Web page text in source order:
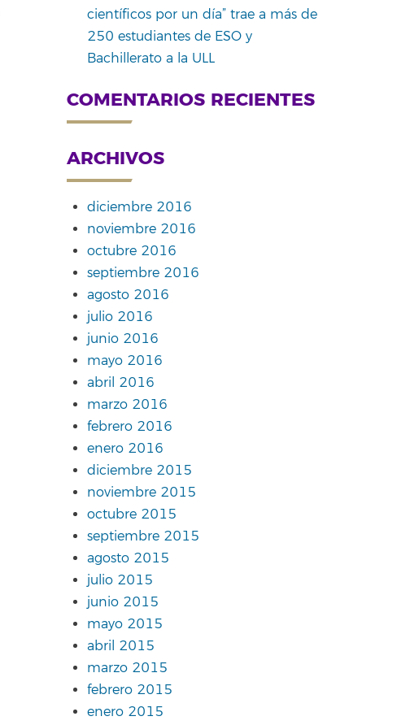
científicos por un día” trae a más de
250 estudiantes de ESO y
Bachillerato a la ULL
COMENTARIOS RECIENTES
ARCHIVOS
diciembre 2016
noviembre 2016
octubre 2016
septiembre 2016
agosto 2016
julio 2016
junio 2016
mayo 2016
abril 2016
marzo 2016
febrero 2016
enero 2016
diciembre 2015
noviembre 2015
octubre 2015
septiembre 2015
agosto 2015
julio 2015
junio 2015
mayo 2015
abril 2015
marzo 2015
febrero 2015
enero 2015